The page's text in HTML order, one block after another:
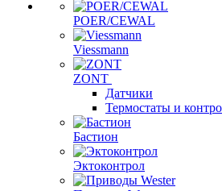
POER/CEWAL
Viessmann
ZONT
Датчики
Термостаты и
Бастион
Эктоконтрол